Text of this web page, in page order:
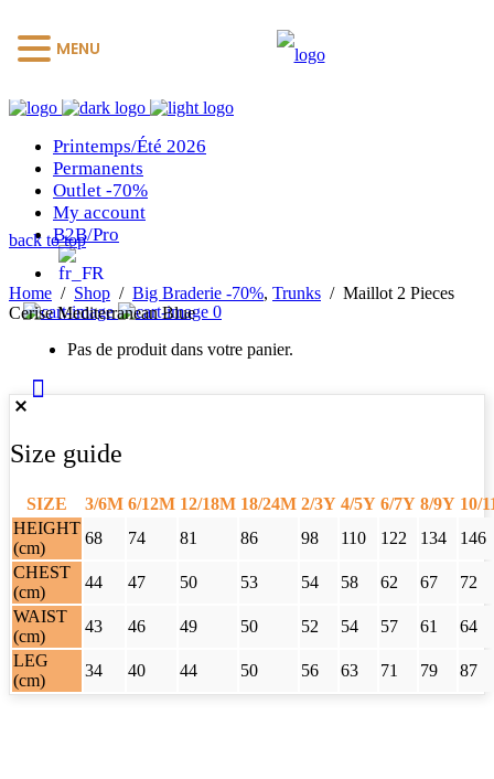
Printemps/Été 2026
Permanents
Outlet -70%
My account
B2B/Pro
0
Pas de produit dans votre panier.
back to top
Home / Shop / Big Braderie -70%, Trunks / Maillot 2 Pieces
Cerise Mediterranean Blue
Size guide
SIZE 3/6M 6/12M 12/18M 18/24M 2/3Y 4/5Y 6/7Y 8/9Y 10/
HEIGHT
(cm)
68 74 81 86 98 110 122 134
146
CHEST
(cm)
44 47 50 53 54 58 62 67
72
WAIST
(cm)
43 46 49 50 52 54 57 61
64
LEG
(cm)
34 40 44 50 56 63 71 79 87
MENU